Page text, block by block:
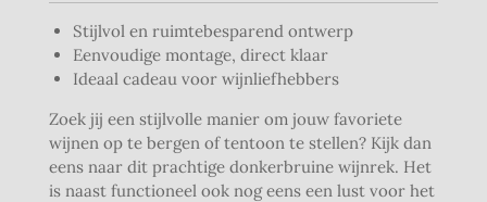
Stijlvol en ruimtebesparend ontwerp
Eenvoudige montage, direct klaar
Ideaal cadeau voor wijnliefhebbers
Zoek jij een stijlvolle manier om jouw favoriete
wijnen op te bergen of tentoon te stellen? Kijk dan
eens naar dit prachtige donkerbruine wijnrek. Het
is naast functioneel ook nog eens een lust voor het